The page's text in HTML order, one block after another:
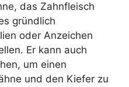
das Zahnfleisch
gründlich
oder Anzeichen
Er kann auch
um einen
und den Kiefer zu